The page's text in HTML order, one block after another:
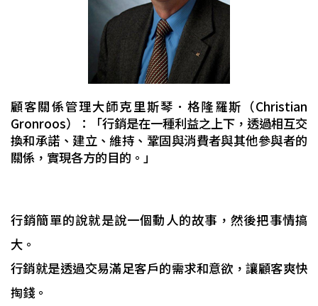
顧客關係管理大師克里斯琴．格隆羅斯（Christian
Gronroos）：「行銷是在一種利益之上下，透過相互交
換和承諾、建立、維持、鞏固與消費者與其他參與者的
關係，實現各方的目的。」
行銷簡單的說就是說一個動人的故事，然後把事情搞
大。
行銷就是透過交易滿足客戶的需求和意欲，讓顧客爽快
掏錢。